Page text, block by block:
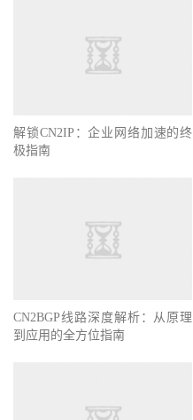
解锁CN2IP：企业网络加速的终
极指南
CN2BGP线路深度解析：从原理
到应用的全方位指南